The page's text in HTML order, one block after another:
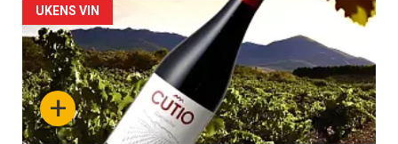
Forsiden
akkurat
nå
-
+
UKENS VIN